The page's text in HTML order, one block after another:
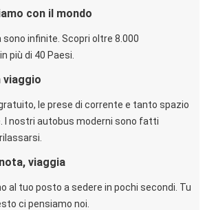
con il mondo
sono infinite. Scopri oltre 8.000
più di 40 Paesi.
le prese di corrente e tanto spazio
I nostri autobus moderni sono fatti
viaggia
al tuo posto a sedere in pochi secondi. Tu
ci pensiamo noi.